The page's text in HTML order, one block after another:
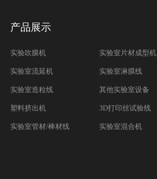
产品展示
实验吹膜机 实验室片材成型机
实验室流延机 实验室淋膜线
实验室造粒线 其他实验室设备
塑料挤出机 3D打印丝试验线
实验室管材/棒材线 实验室混合机